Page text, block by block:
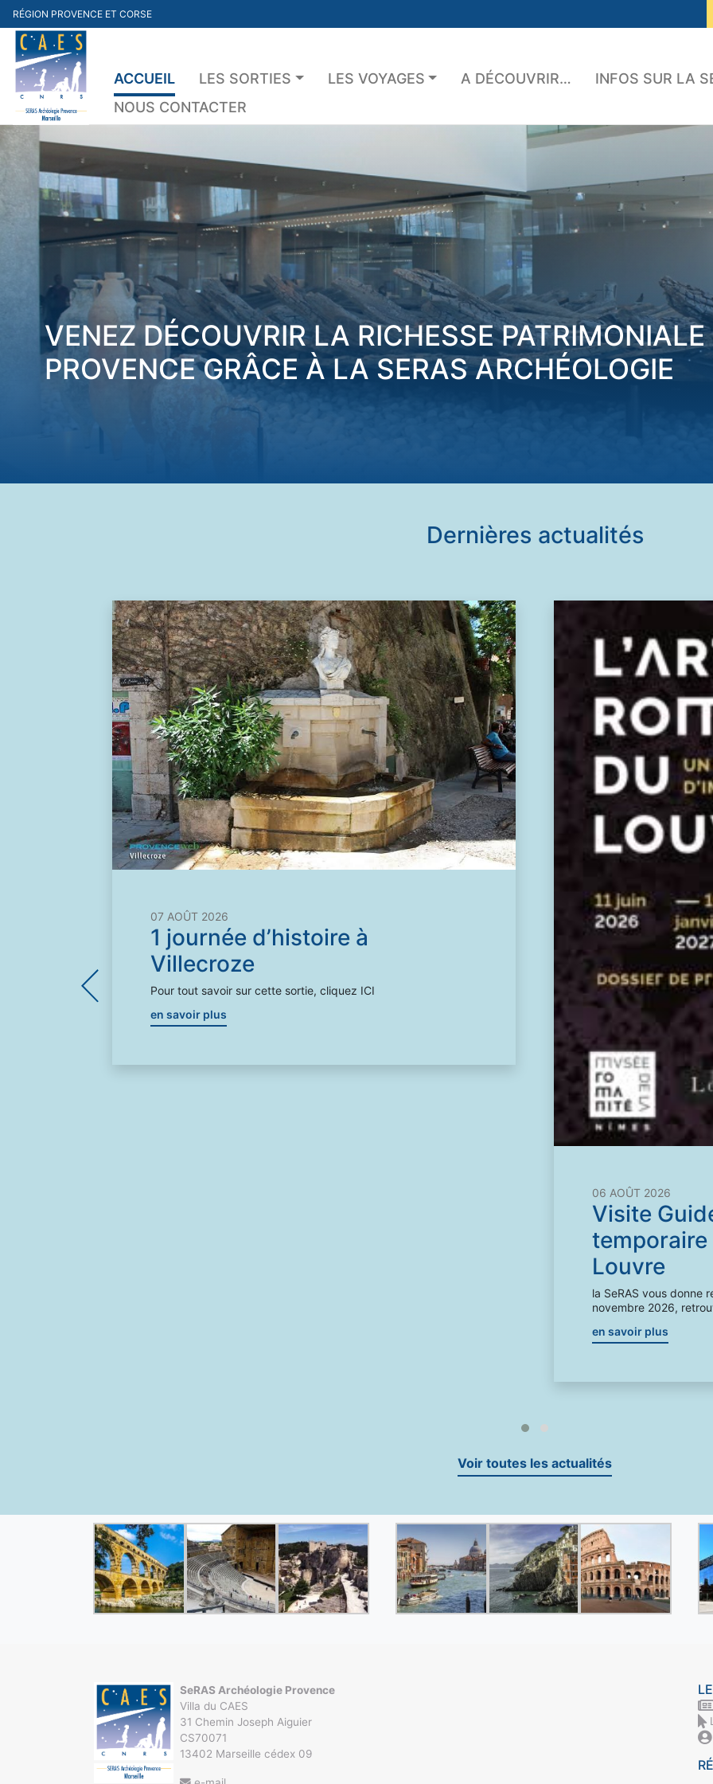
Skip
to
content
RÉGION PROVENCE ET CORSE
ACCUEIL LES SORTIES LES VOYAGES A DÉCOUVRIR… INFOS SUR LA
NOUS CONTACTER
VENEZ DÉCOUVRIR LA RICHESSE
PROVENCE GRÂCE À LA SERAS ARCHÉOLOGIE
Dernières actualités
07 AOÛT 2026
1 journée d’histoire à
Villecroze
Pour tout savoir sur cette sortie, cliquez ICI
en savoir plus
06 AOÛT 2026
Visite
temporaire
Louvre
la SeRAS vous donne
novembre 2026,
en savoir plus
Voir toutes les actualités
SeRAS Archéologie Provence
Villa du CAES
31 Chemin Joseph Aiguier
CS70071
13402 Marseille cédex 09